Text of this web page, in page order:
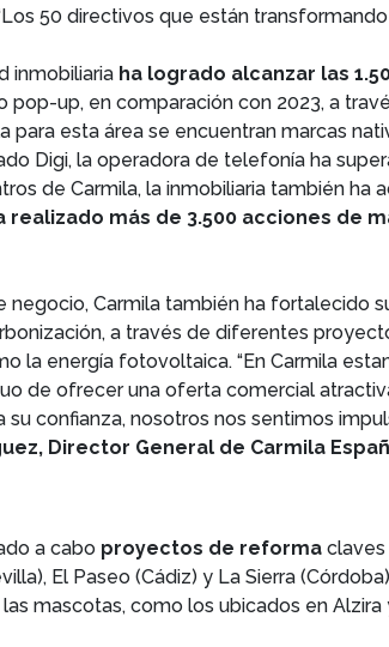
50 directivos que están
inmobiliaria ha logrado alcanzar las
pop-up, en comparación con 2023, a
esta área se encuentran marcas
Digi, la operadora de telefonía ha
de Carmila, la inmobiliaria también
realizado más de 3.500 acciones de
Carmila también ha fortalecido
a través de diferentes
la energía fotovoltaica. “En Carmila
de ofrecer una oferta comercial
confianza, nosotros nos sentimos
Director General de Carmila
a cabo proyectos de reforma claves
El Paseo (Cádiz) y La Sierra
mascotas, como los ubicados en